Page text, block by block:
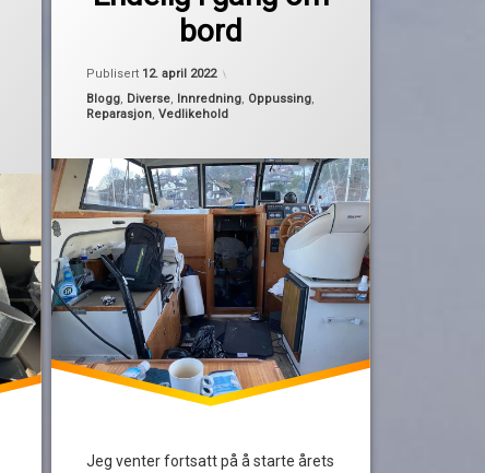
bord
Publisert 12. april 2022
Kategorier:
Blogg, Diverse, Innredning, Oppussing,
Reparasjon, Vedlikehold
Jeg venter fortsatt på å starte årets
påske
vårrengjøring